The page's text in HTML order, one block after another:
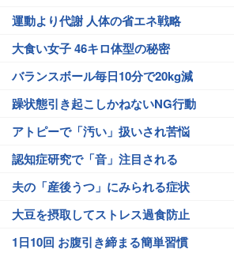
運動より代謝 人体の省エネ戦略
大食い女子 46キロ体型の秘密
バランスボール毎日10分で20kg減
躁状態引き起こしかねないNG行動
アトピーで「汚い」扱いされ苦悩
認知症研究で「音」注目される
夫の「産後うつ」にみられる症状
大豆を摂取してストレス過食防止
1日10回 お腹引き締まる簡単習慣